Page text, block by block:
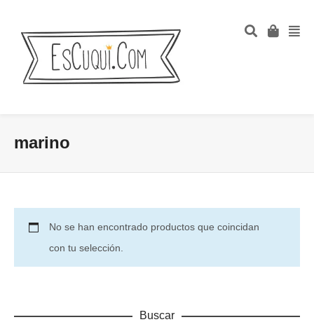
marino
No se han encontrado productos que coincidan
con tu selección.
Buscar